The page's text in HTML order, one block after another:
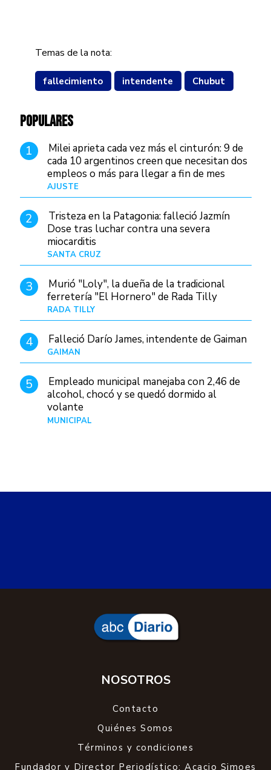
Temas de la nota:
fallecimiento intendente Chubut
POPULARES
1
Milei aprieta cada vez más el cinturón: 9 de
cada 10 argentinos creen que necesitan dos
empleos o más para llegar a fin de mes
AJUSTE
2
Tristeza en la Patagonia: falleció Jazmín
Dose tras luchar contra una severa
miocarditis
SANTA CRUZ
3
Murió "Loly", la dueña de la tradicional
ferretería "El Hornero" de Rada Tilly
RADA TILLY
4 Falleció Darío James, intendente de Gaiman
GAIMAN
5
Empleado municipal manejaba con 2,46 de
alcohol, chocó y se quedó dormido al
volante
MUNICIPAL
NOSOTROS
Contacto
Quiénes Somos
Términos y condiciones
Fundador y Director Periodístico: Acacio Simoes